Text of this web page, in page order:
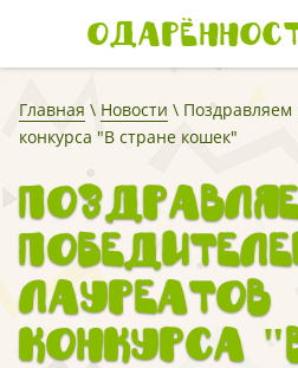
Главная \ Новости \ Поздравляем
конкурса "В стране кошек"
лауреатов
конкурса